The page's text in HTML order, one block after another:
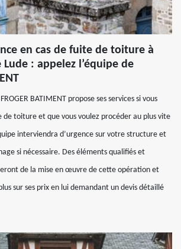
en cas de fuite de toiture à
Lude : appelez l’équipe de
BATIMENT propose ses services si vous
de toiture et que vous voulez procéder au plus vite
interviendra d’urgence sur votre structure et
si nécessaire. Des éléments qualifiés et
de la mise en œuvre de cette opération et
sur ses prix en lui demandant un devis détaillé